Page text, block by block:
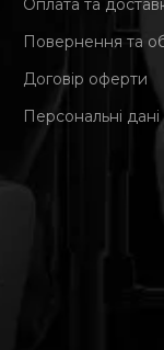
Оплата та
Повернення та
Договір оферти
Персональні дані